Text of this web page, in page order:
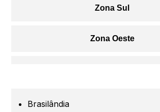
Zona Sul
Zona Oeste
Brasilândia